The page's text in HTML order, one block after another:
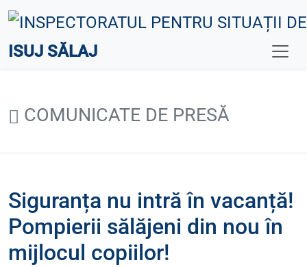
ISUJ SĂLAJ
COMUNICATE DE PRESĂ
Siguranța nu intră în vacanță!
Pompierii sălăjeni din nou în
mijlocul copiilor!